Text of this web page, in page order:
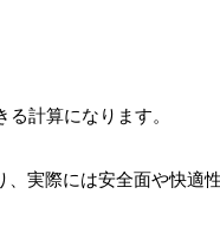
計算になります。
実際には安全面や快適